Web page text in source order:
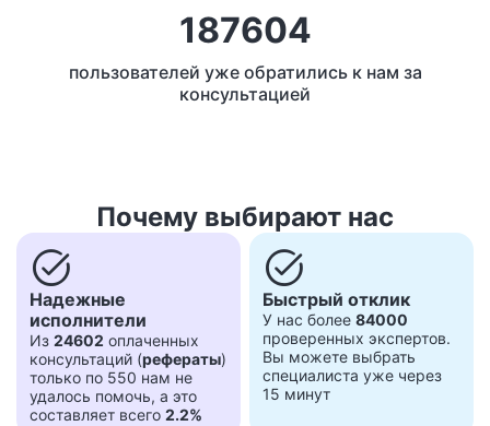
187604
пользователей уже обратились к нам за
консультацией
Почему выбирают нас
task_alt
Надежные
исполнители
Из 24602 оплаченных
консультаций (рефераты)
только по 550 нам не
удалось помочь, а это
составляет всего 2.2%
task_alt
Быстрый отклик
У нас более 84000
проверенных экспертов.
Вы можете выбрать
специалиста уже через
15 минут